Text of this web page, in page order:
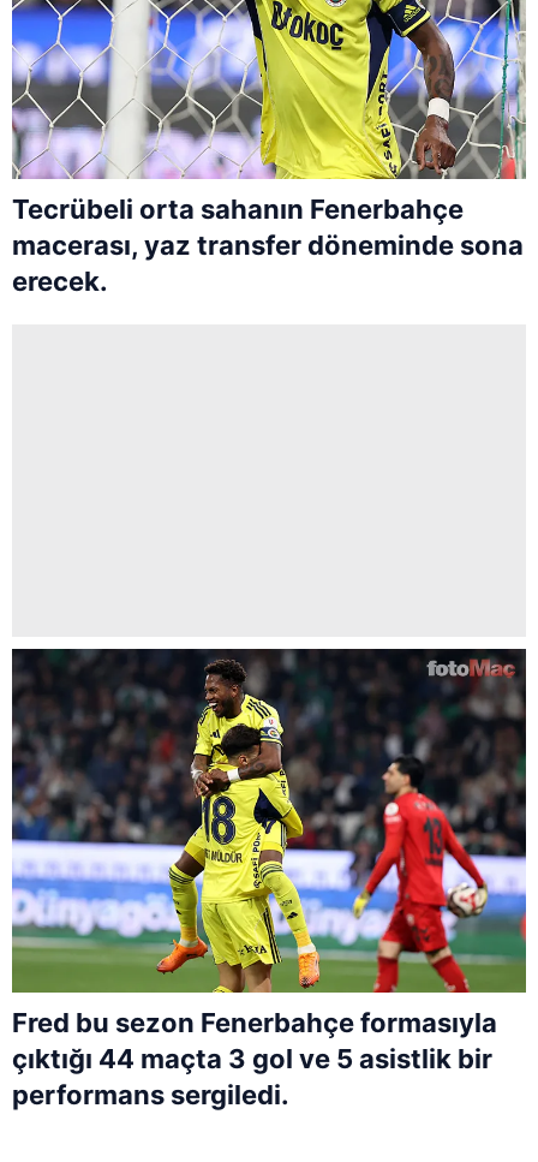
Tecrübeli orta sahanın Fenerbahçe
macerası, yaz transfer döneminde sona
erecek.
Fred bu sezon Fenerbahçe formasıyla
çıktığı 44 maçta 3 gol ve 5 asistlik bir
performans sergiledi.